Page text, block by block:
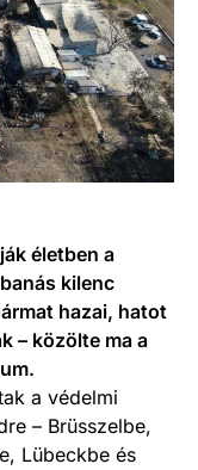
életben a
kilenc
hazai, hatot
– közölte ma a
a védelmi
– Brüsszelbe,
Lübeckbe és